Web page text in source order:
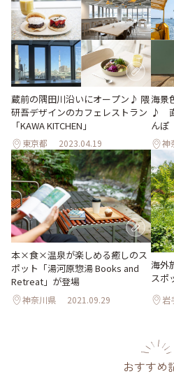
蔵前の隅田川沿いにオープン♪ 隈
研吾デザインのカフェレストラン
「KAWA KITCHEN」
東京都 2023.04.19
海景
♪ 直
んぽ
神
本×食×温泉が楽しめる癒しのス
ポット「湯河原惣湯 Books and
Retreat」が登場
神奈川県 2021.09.29
海外
スポ
岩
おすすめ